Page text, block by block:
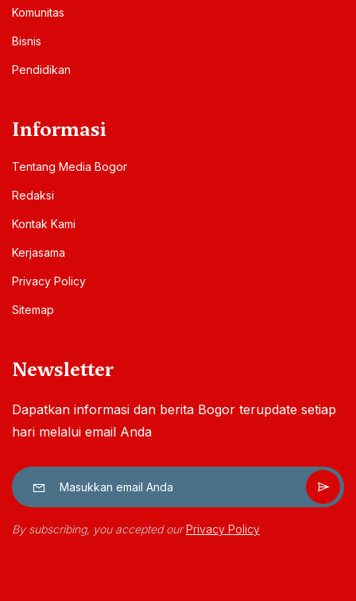
Komunitas
Bisnis
Pendidikan
Informasi
Tentang Media Bogor
Redaksi
Kontak Kami
Kerjasama
Privacy Policy
Sitemap
Newsletter
Dapatkan informasi dan berita Bogor terupdate setiap
hari melalui email Anda
By subscribing, you accepted ourPrivacy Policy